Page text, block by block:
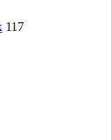
117